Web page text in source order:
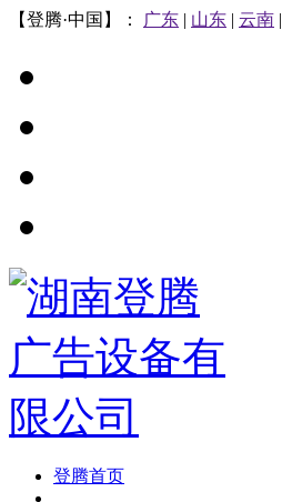
【登腾·中国】： 广东 | 山东 | 云南 |
登腾首页